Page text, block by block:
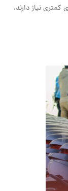
نیاز دارند،